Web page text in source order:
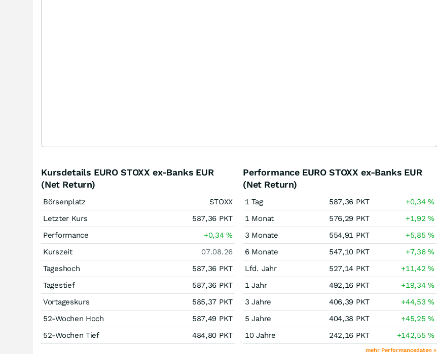
Kursdetails EURO STOXX ex-Banks EUR
(Net Return)
Börsenplatz
STOXX
Letzter Kurs
587,36 PKT
Performance
+0,34%
Kurszeit
07.08.26
Tageshoch
587,36 PKT
Tagestief
587,36 PKT
Vortageskurs
585,37 PKT
52-Wochen Hoch
587,49 PKT
52-Wochen Tief
484,80 PKT
Performance EURO STOXX ex-Banks EUR
(Net Return)
1 Tag 587,36 PKT +0,34%
1 Monat
576,29 PKT +1,92%
3 Monate
554,91 PKT +5,85%
6 Monate
547,10 PKT +7,36%
Lfd. Jahr
527,14 PKT +11,42%
1 Jahr
492,16 PKT +19,34%
3 Jahre
406,39 PKT +44,53%
5 Jahre
404,38 PKT +45,25%
10 Jahre
242,16 PKT +142,55%
mehr Performancedaten »